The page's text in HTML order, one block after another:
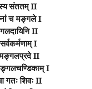
संततम् II
च मङ्गले I
II
I
II
I
गतः शिवः II